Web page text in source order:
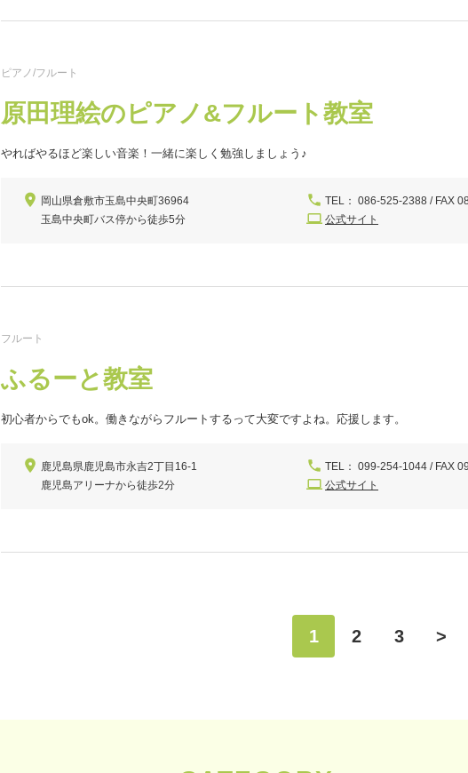
ピアノ/フルート
原田理絵のピアノ&フルート教室
やればやるほど楽しい音楽！一緒に楽しく勉強しましょう♪
岡山県倉敷市玉島中央町36964
玉島中央町バス停から徒歩5分
TEL： 086-525-2388 / FAX
公式サイト
フルート
ふるーと教室
初心者からでもok。働きながらフルートするって大変ですよね。応援します。
鹿児島県鹿児島市永吉2丁目16-1
鹿児島アリーナから徒歩2分
TEL： 099-254-1044 / FAX
公式サイト
1 2 3 >